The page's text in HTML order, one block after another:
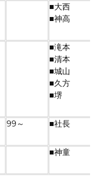
■大西
■神高
■滝本
■清本
■城山
■久方
■堺
99～ ■社長
■神童